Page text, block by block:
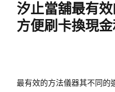
汐止當舖最有
方便刷卡換現
最有效的方法儀器其不同的